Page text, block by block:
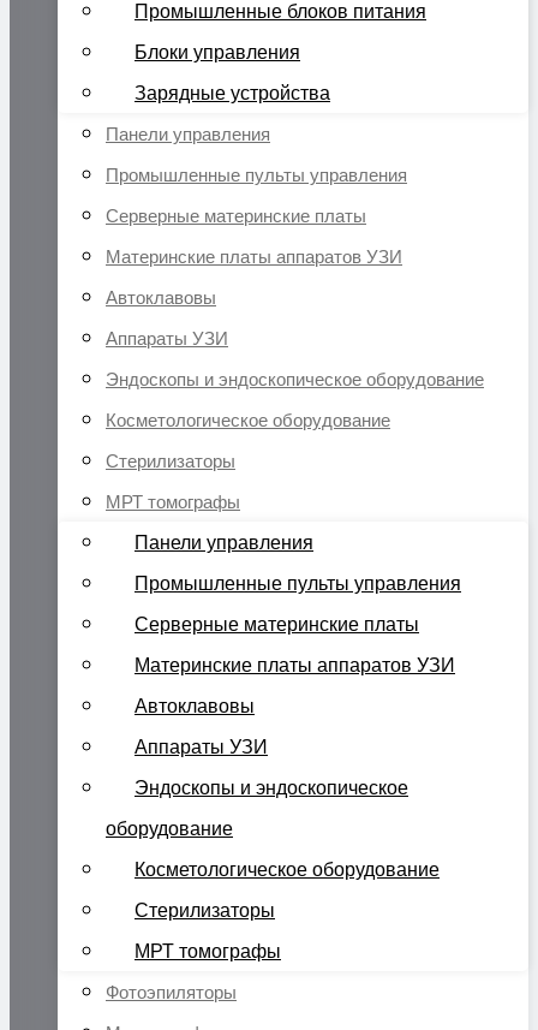
Промышленные блоков питания
Блоки управления
Зарядные устройства
Панели управления
Промышленные пульты управления
Серверные материнские платы
Материнские платы аппаратов УЗИ
Автоклавовы
Аппараты УЗИ
Эндоскопы и эндоскопическое оборудование
Косметологическое оборудование
Стерилизаторы
МРТ томографы
Панели управления
Промышленные пульты управления
Серверные материнские платы
Материнские платы аппаратов УЗИ
Автоклавовы
Аппараты УЗИ
Эндоскопы и эндоскопическое
оборудование
Косметологическое оборудование
Стерилизаторы
МРТ томографы
Фотоэпиляторы